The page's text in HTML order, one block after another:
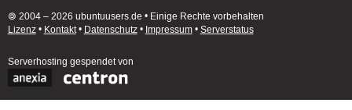
🄯 2004 – 2026 ubuntuusers.de • Einige Rechte vorbehalten
Lizenz• Kontakt• Datenschutz• Impressum• Serverstatus
Serverhosting gespendet von